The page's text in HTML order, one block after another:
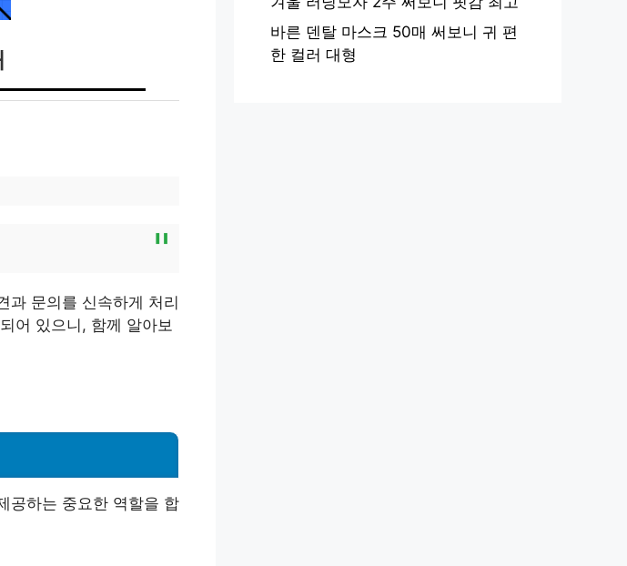
과 문의를 신속하게 처리
어 있으니, 함께 알아보
공하는 중요한 역할을 합
바른 덴탈 마스크 50매 써보니 귀 편
한 컬러 대형